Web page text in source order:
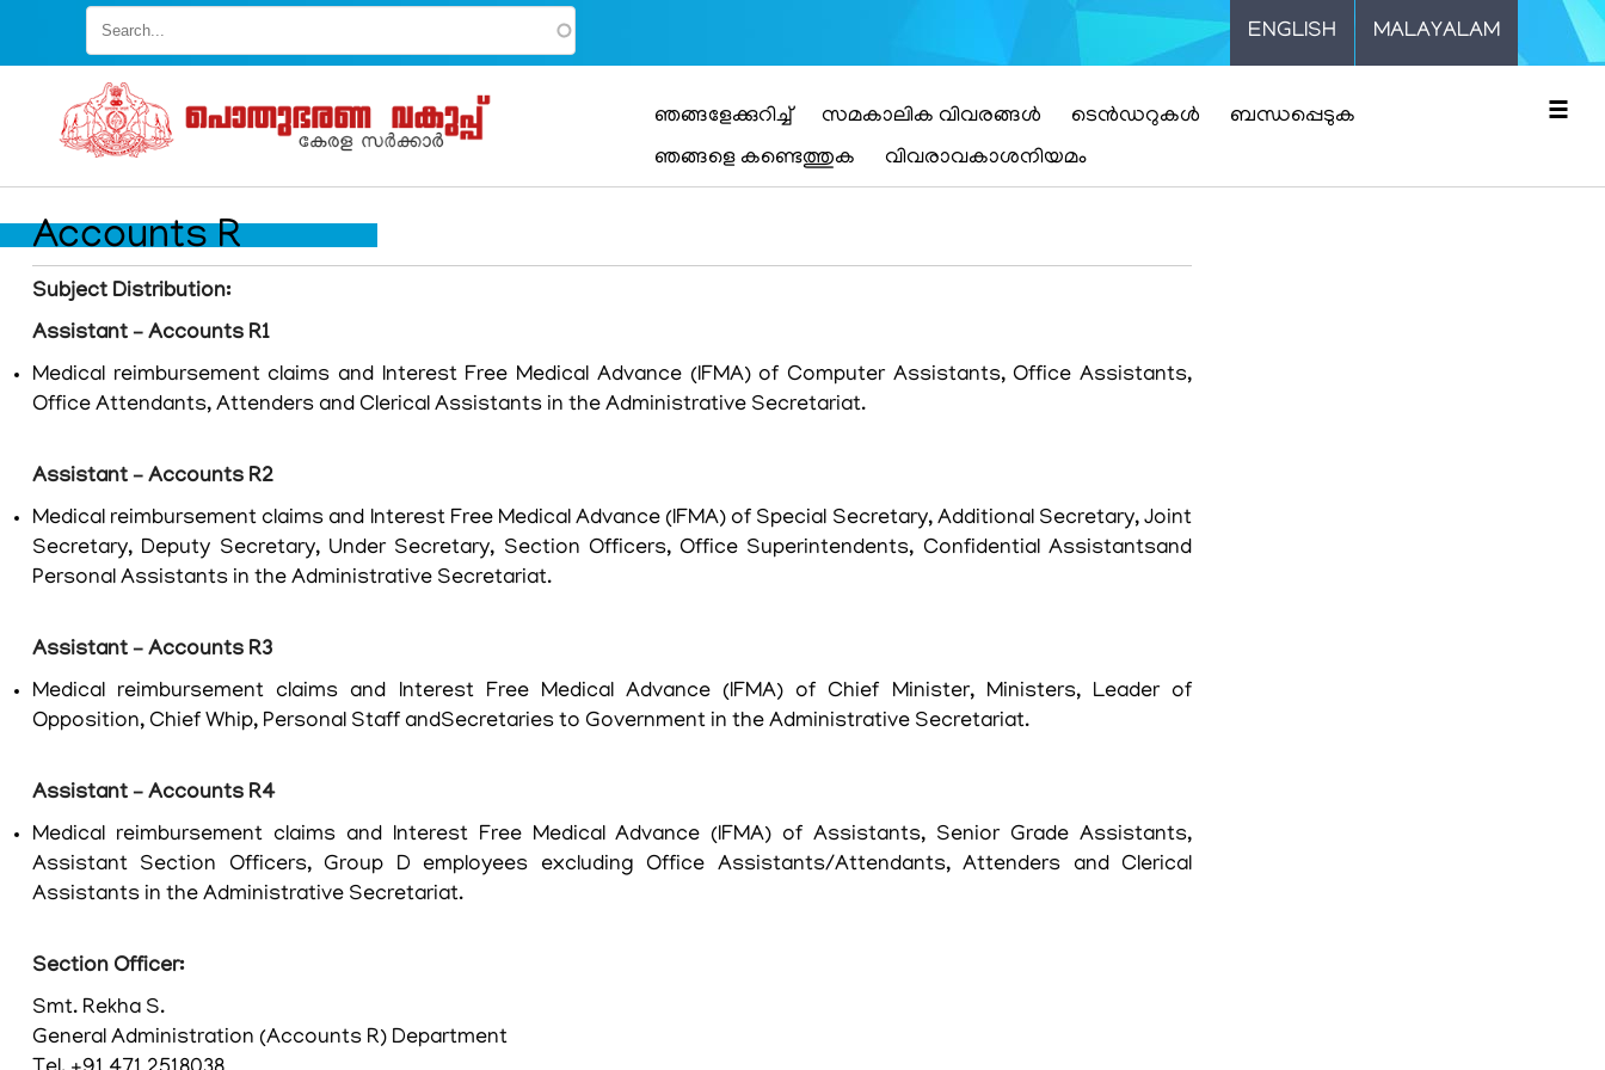
ENGLISH MALAYALAM
Mainഞങ്ങളേക്കുറിച്ച് സമകാലിക വിവരങ്ങൾ ടെൻഡറുകൾ
ബന്ധപ്പെടുക
ഞങ്ങളെ കണ്ടെത്തുക
വിവരാവകാശനിയമം
☰
MENU
സ്വകാര്യതാനയം
വ്യവസ്ഥകളും
നിബന്ധനകളും
ഞങ്ങളേക്കുറിച്ച്
കാര്യനിർവഹണചട്ടങ്ങൾ
ഓഫ്
Accounts R
Subject Distribution:
Assistant – Accounts R1
Medical reimbursement claims and Interest Free Medical Advance (IFMA) of Computer Assistants, Office Assistants,
Office Attendants, Attenders and Clerical Assistants in the Administrative Secretariat.
Assistant – Accounts R2
Medical reimbursement claims and Interest Free Medical Advance (IFMA) of Special Secretary, Additional Secretary, Joint
Secretary, Deputy Secretary, Under Secretary, Section Officers, Office Superintendents, Confidential Assistantsand
Personal Assistants in the Administrative Secretariat.
Assistant – Accounts R3
Medical reimbursement claims and Interest Free Medical Advance (IFMA) of Chief Minister, Ministers, Leader of
Opposition, Chief Whip, Personal Staff andSecretaries to Government in the Administrative Secretariat.
Assistant – Accounts R4
Medical reimbursement claims and Interest Free Medical Advance (IFMA) of Assistants, Senior Grade Assistants,
Assistant Section Officers, Group D employees excluding Office Assistants/Attendants, Attenders and Clerical
Assistants in the Administrative Secretariat.
Section Officer:
Smt. Rekha S.
General Administration (Accounts R) Department